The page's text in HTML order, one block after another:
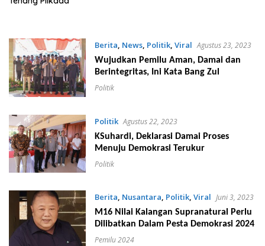
Berita, News, Politik, Viral Agustus 23, 2023
Wujudkan Pemilu Aman, Damai dan
Berintegritas, Ini Kata Bang Zul
Politik
Politik Agustus 22, 2023
KSuhardi, Deklarasi Damai Proses
Menuju Demokrasi Terukur
Politik
Berita, Nusantara, Politik, Viral Juni 3, 2023
M16 Nilai Kalangan Supranatural Perlu
Dilibatkan Dalam Pesta Demokrasi 2024
Pemilu 2024